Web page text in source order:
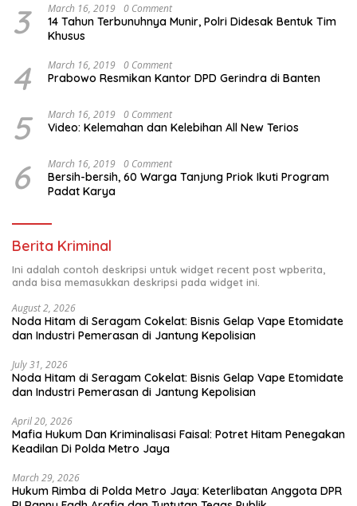
3 March 16, 2019 0 Comment
14 Tahun Terbunuhnya Munir, Polri Didesak Bentuk Tim
Khusus
4 March 16, 2019 0 Comment
Prabowo Resmikan Kantor DPD Gerindra di Banten
5 March 16, 2019 0 Comment
Video: Kelemahan dan Kelebihan All New Terios
6 March 16, 2019 0 Comment
Bersih-bersih, 60 Warga Tanjung Priok Ikuti Program
Padat Karya
Berita Kriminal
Ini adalah contoh deskripsi untuk widget recent post wpberita,
anda bisa memasukkan deskripsi pada widget ini.
August 2, 2026
Noda Hitam di Seragam Cokelat: Bisnis Gelap Vape Etomidate
dan Industri Pemerasan di Jantung Kepolisian
July 31, 2026
Noda Hitam di Seragam Cokelat: Bisnis Gelap Vape Etomidate
dan Industri Pemerasan di Jantung Kepolisian
April 20, 2026
Mafia Hukum Dan Kriminalisasi Faisal: Potret Hitam Penegakan
Keadilan Di Polda Metro Jaya
March 29, 2026
Hukum Rimba di Polda Metro Jaya: Keterlibatan Anggota DPR